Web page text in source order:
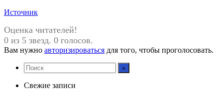
Источник
Оценка читателей!
0 из 5 звезд. 0 голосов.
Вам нужно авторизироваться для того, чтобы проголосовать.
Свежие записи